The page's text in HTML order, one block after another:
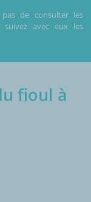
de consulter les
avec eux les
fioul à